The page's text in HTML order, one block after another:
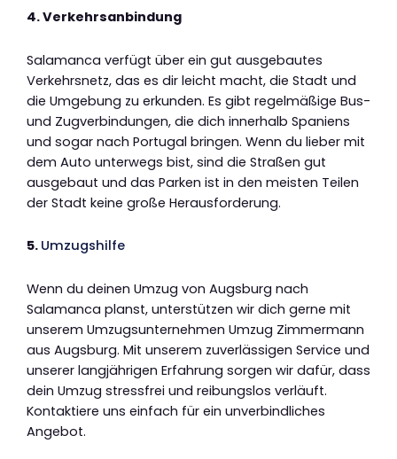
4. Verkehrsanbindung
Salamanca verfügt über ein gut ausgebautes
Verkehrsnetz, das es dir leicht macht, die Stadt und
die Umgebung zu erkunden. Es gibt regelmäßige Bus-
und Zugverbindungen, die dich innerhalb Spaniens
und sogar nach Portugal bringen. Wenn du lieber mit
dem Auto unterwegs bist, sind die Straßen gut
ausgebaut und das Parken ist in den meisten Teilen
der Stadt keine große Herausforderung.
5. Umzugshilfe
Wenn du deinen Umzug von Augsburg nach
Salamanca planst, unterstützen wir dich gerne mit
unserem Umzugsunternehmen Umzug Zimmermann
aus Augsburg. Mit unserem zuverlässigen Service und
unserer langjährigen Erfahrung sorgen wir dafür, dass
dein Umzug stressfrei und reibungslos verläuft.
Kontaktiere uns einfach für ein unverbindliches
Angebot.